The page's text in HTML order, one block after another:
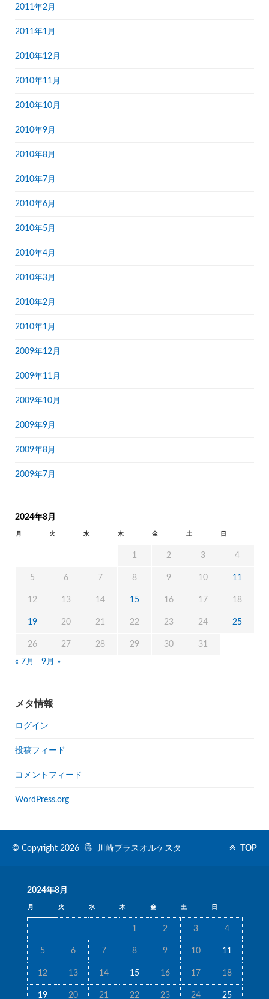
2011年2月
2011年1月
2010年12月
2010年11月
2010年10月
2010年9月
2010年8月
2010年7月
2010年6月
2010年5月
2010年4月
2010年3月
2010年2月
2010年1月
2009年12月
2009年11月
2009年10月
2009年9月
2009年8月
2009年7月
2024年8月
月 火 水 木 金 土 日
1 2 3 4
5 6 7 8 9 10 11
12 13 14 15 16 17 18
19 20 21 22 23 24 25
26 27 28 29 30 31
« 7月 9月 »
メタ情報
ログイン
投稿フィード
コメントフィード
WordPress.org
© Copyright 2026 川崎ブラスオルケスタ TOP
2024年8月
月 火 水 木 金 土 日
1 2 3 4
5 6 7 8 9 10 11
12 13 14 15 16 17 18
19 20 21 22 23 24 25